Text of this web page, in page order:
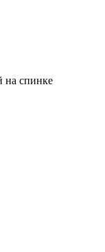
на спинке